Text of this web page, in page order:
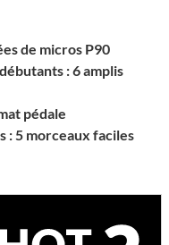
de micros P90
: 6 amplis
pédale
: 5 morceaux faciles